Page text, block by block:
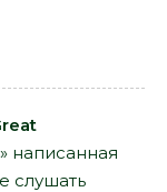
» написанная
слушать